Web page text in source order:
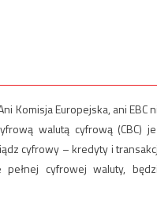
Komisja Europejska, ani EBC
walutą cyfrową (CBC)
cyfrowy – kredyty i
cyfrowej waluty,